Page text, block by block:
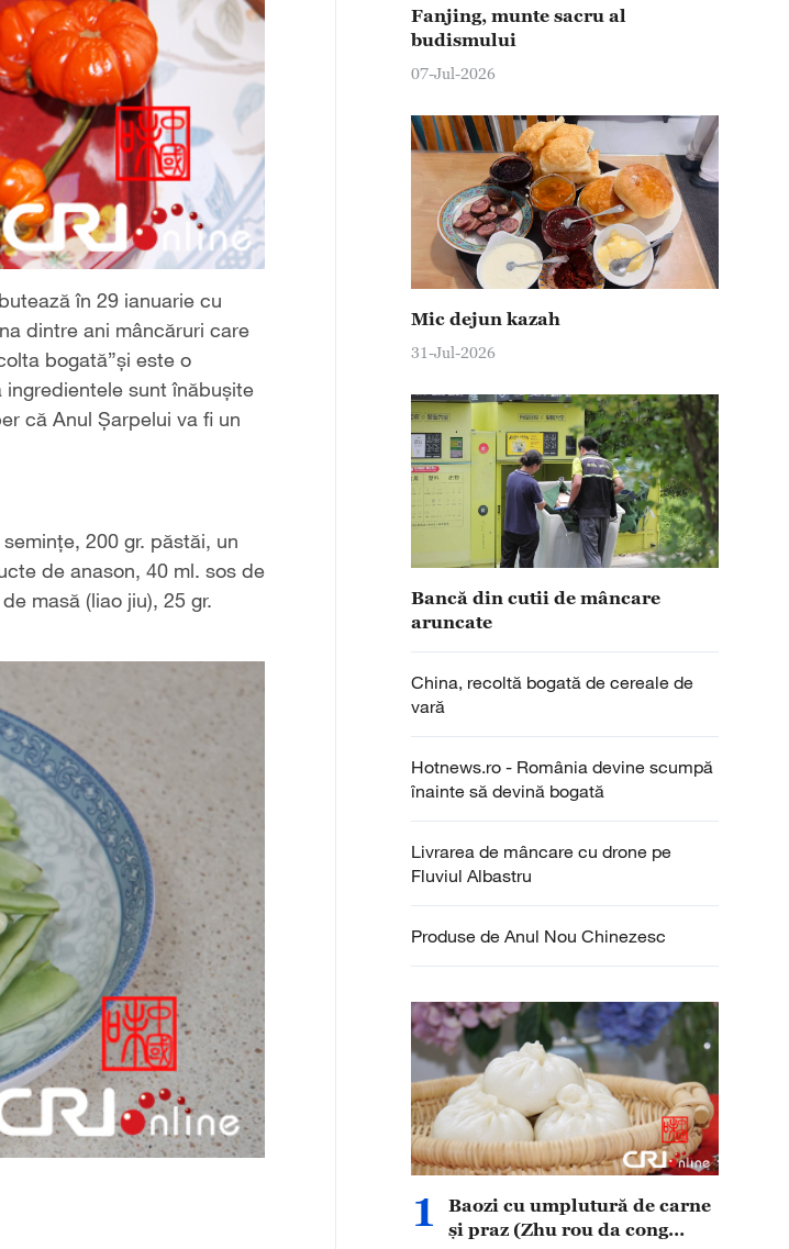
în 29 ianuarie cu
dintre ani mâncăruri care
bogată”și este o
sunt înăbușite
că Anul Șarpelui va fi un
200 gr. păstăi, un
de anason, 40 ml. sos de
masă (liao jiu), 25 gr.
Fanjing, munte sacru al
budismului
07-Jul-2026
Mic dejun kazah
31-Jul-2026
Bancă din cutii de mâncare
aruncate
China, recoltă bogată de cereale de
vară
Hotnews.ro - România devine scumpă
înainte să devină bogată
Livrarea de mâncare cu drone pe
Fluviul Albastru
Produse de Anul Nou Chinezesc
1
Baozi cu umplutură de carne
și praz (Zhu rou da cong